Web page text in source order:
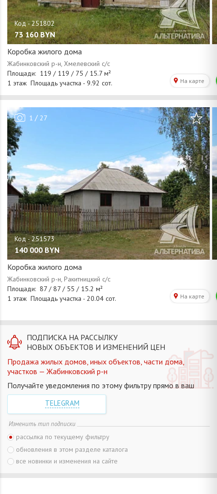
73 160 BYN
Коробка жилого дома
1 / 27
140 000 BYN
Коробка жилого дома
ПОДПИСКА НА РАССЫЛКУ
НОВЫХ ОБЪЕКТОВ И ИЗМЕНЕНИЙ ЦЕН
Продажа жилых домов, иных объектов, части дома,
участков — Жабинковский р-н
Получайте уведомления по этому фильтру прямо в ваш
TELEGRAM
Изменить тип подписки
рассылка по текущему фильтру
обновления в этом разделе каталога
все новинки и изменения на сайте